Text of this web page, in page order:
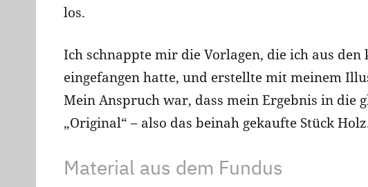
los.
Ich schnappte mir die Vorlagen, die ich aus
eingefangen hatte, und erstellte mit meinem
Mein Anspruch war, dass mein Ergebnis in die
„Original“ – also das beinah gekaufte Stück
Material aus dem Fundus